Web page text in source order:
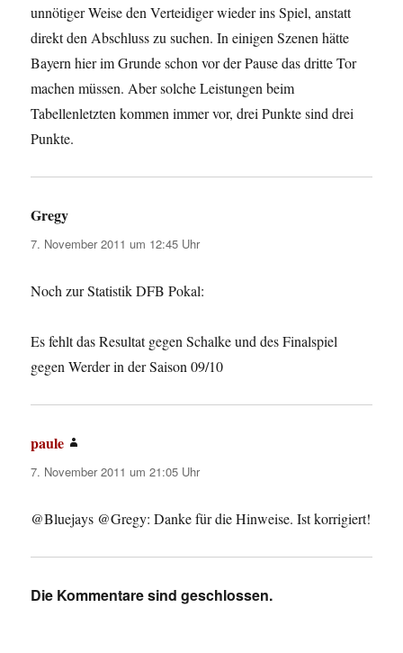
unnötiger Weise den Verteidiger wieder ins Spiel, anstatt
direkt den Abschluss zu suchen. In einigen Szenen hätte
Bayern hier im Grunde schon vor der Pause das dritte Tor
machen müssen. Aber solche Leistungen beim
Tabellenletzten kommen immer vor, drei Punkte sind drei
Punkte.
Gregy
7. November 2011 um 12:45 Uhr
Noch zur Statistik DFB Pokal:
Es fehlt das Resultat gegen Schalke und des Finalspiel
gegen Werder in der Saison 09/10
paule
7. November 2011 um 21:05 Uhr
@Bluejays @Gregy: Danke für die Hinweise. Ist korrigiert!
Die Kommentare sind geschlossen.